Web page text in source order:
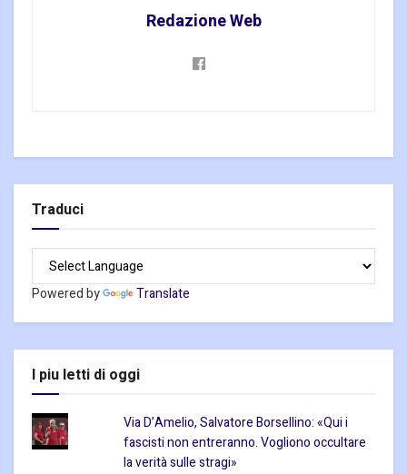
Redazione Web
Traduci
Powered by Translate
I piu letti di oggi
Via D’Amelio, Salvatore Borsellino: «Qui i
fascisti non entreranno. Vogliono occultare
la verità sulle stragi»